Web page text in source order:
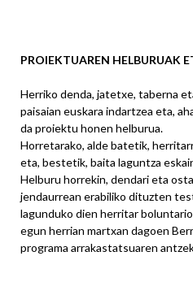
PROIEKTUAREN HELBURUAK
Herriko denda, jatetxe, taberna
paisaian euskara indartzea eta,
da proiektu honen helburua.
Horretarako, alde batetik,
eta, bestetik, baita laguntza
Helburu horrekin, dendari eta
jendaurrean erabiliko dituzten
lagunduko dien herritar
egun herrian martxan dagoen
programa arrakastatsuaren